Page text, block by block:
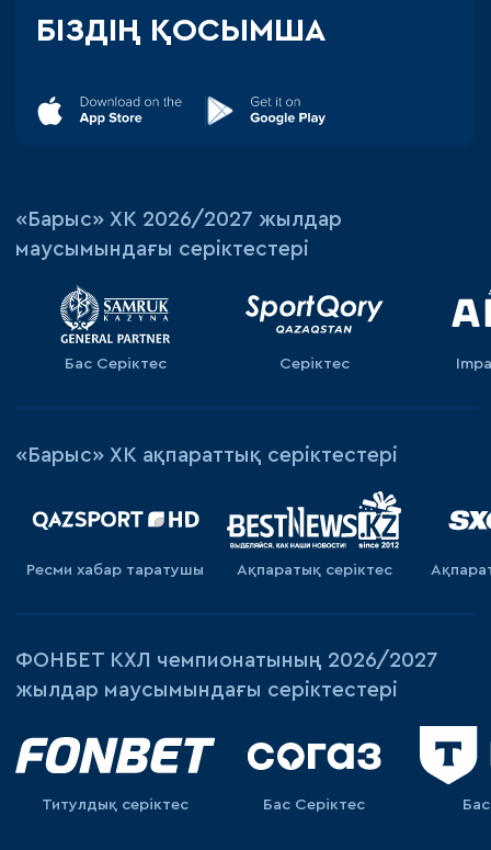
БІЗДІҢ ҚОСЫМША
«‎Барыс»‎ ХК 2026/2027 жылдар
маусымындағы серіктестері
Бас Серіктес Серіктес
«Барыс» ХК ақпараттық серіктестері
Ресми хабар таратушы Ақпаратық серiктес
ФОНБЕТ КХЛ чемпионатының 2026/2027
жылдар маусымындағы серіктестері
Титулдық серіктес Бас Серіктес